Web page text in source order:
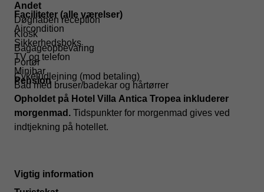
Andet
Døgnåben reception
Kiosk
Bagageopbevaring
Portør
Cykeludlejning (mod betaling)
Faciliteter (alle værelser)
Aircondition
Sikkerhedsboks
TV og telefon
Minibar
Bad med bruser/badekar og hårtørrer
Pension
Opholdet på Hotel Villa Antica Tropea inkluderer
morgenmad. Tidspunkter for morgenmad gives ved
indtjekning på hotellet.
Vigtig information